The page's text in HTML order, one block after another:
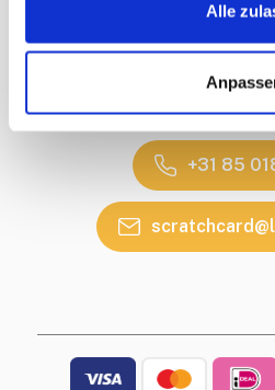
Alle
Callback
Heeft u een
+31 85